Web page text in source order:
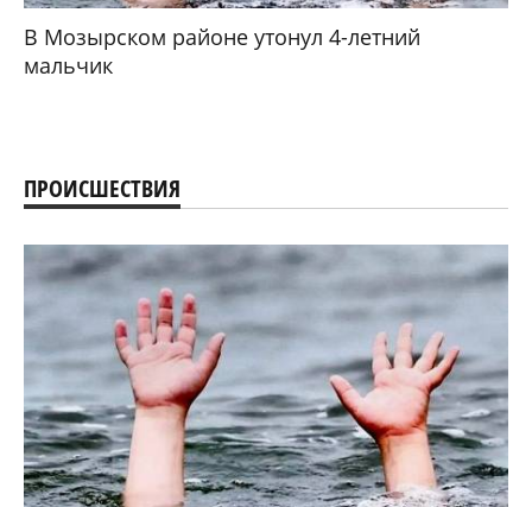
В Мозырском районе утонул 4-летний
мальчик
ПРОИСШЕСТВИЯ